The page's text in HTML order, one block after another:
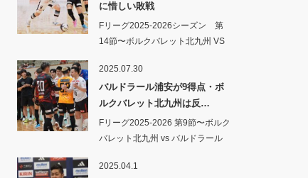
に惜しい敗戦
Fリーグ2025-2026シーズン 第
14節〜ボルクバレット北九州 VS
2025.07.30
バルドラール浦安が9得点・ボ
ルクバレット北九州は反…
Fリーグ2025-2026 第9節〜ボルク
バレット北九州 vs バルドラール
2025.04.1